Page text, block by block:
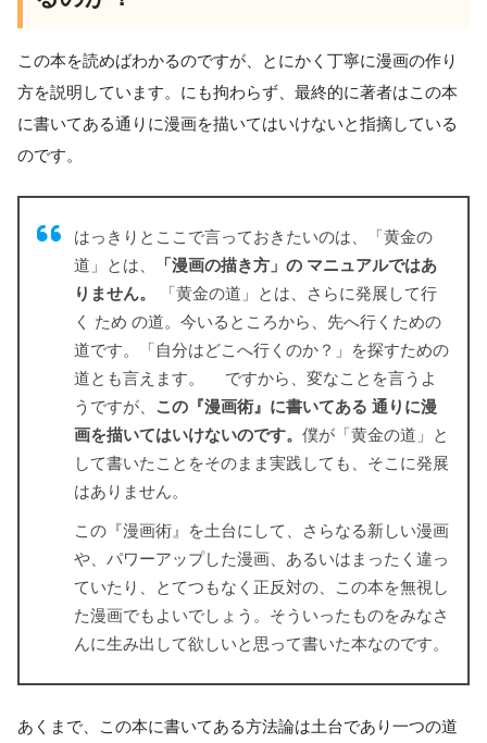
この本を読めばわかるのですが、とにかく丁寧に漫画の作り
方を説明しています。にも拘わらず、最終的に著者はこの本
に書いてある通りに漫画を描いてはいけないと指摘している
のです。
はっきりとここで言っておきたいのは、「黄金の
道」とは、
「漫画の描き方」の マニュアルではあ
りません。
「黄金の道」とは、さらに発展して行
く ため の道。今いるところから、先へ行くための
道です。「自分はどこへ行くのか？」を探すための
道とも言えます。 ですから、変なことを言うよ
うですが、 この『漫画術』に書いてある 通りに漫
画を描いてはいけないのです。 僕が「黄金の道」と
して書いたことをそのまま実践しても、そこに発展
はありません。
この『漫画術』を土台にして、さらなる新しい漫画
や、パワーアップした漫画、あるいはまったく違っ
ていたり、とてつもなく正反対の、この本を無視し
た漫画でもよいでしょう。そういったものをみなさ
んに生み出して欲しいと思って書いた本なのです。
あくまで、この本に書いてある方法論は土台であり一つの道